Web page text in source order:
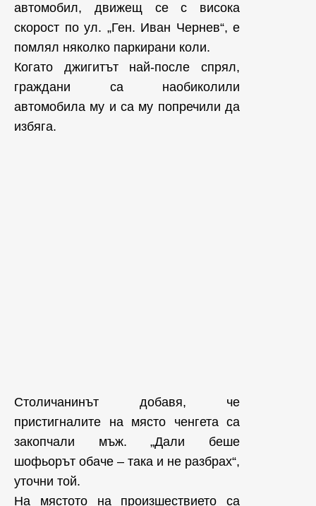
автомобил, движещ се с висока
скорост по ул. „Ген. Иван Чернев“, е
помлял няколко паркирани коли.
Когато джигитът най-после спрял,
граждани са наобиколили
автомобила му и са му попречили да
избяга.
Столичанинът добавя, че
пристигналите на място ченгета са
закопчали мъж. „Дали беше
шофьорът обаче – така и не разбрах“,
уточни той.
На мястото на произшествието са